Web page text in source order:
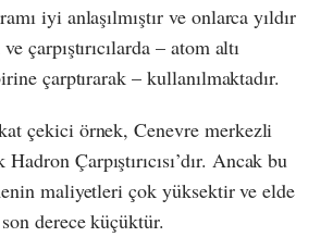
iyi anlaşılmıştır ve onlarca yıldır
çarpıştırıcılarda – atom altı
çarptırarak – kullanılmaktadır.
çekici örnek, Cenevre merkezli
Çarpıştırıcısı’dır. Ancak bu
maliyetleri çok yüksektir ve elde
derece küçüktür.